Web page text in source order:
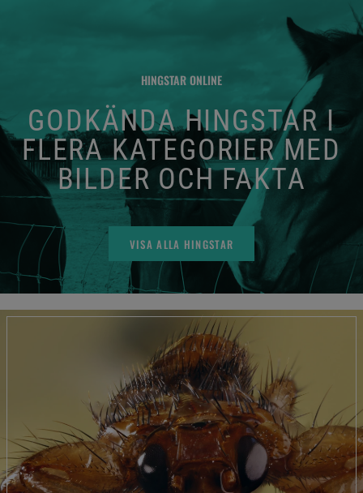
HINGSTAR ONLINE
GODKÄNDA HINGSTAR I
FLERA KATEGORIER MED
BILDER OCH FAKTA
VISA ALLA HINGSTAR